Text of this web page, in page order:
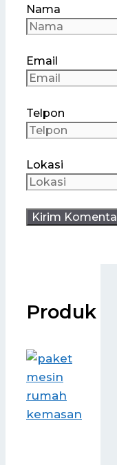
Nama
Email
Telpon
Lokasi
Produk